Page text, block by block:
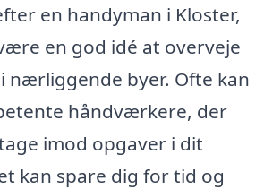
en handyman i Kloster,
en god idé at overveje
nærliggende byer. Ofte kan
håndværkere, der
imod opgaver i dit
kan spare dig for tid og